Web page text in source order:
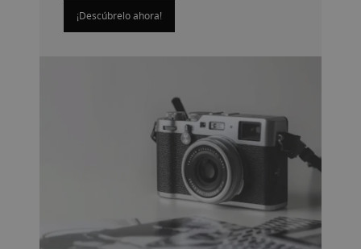
¡Descúbrelo ahora!